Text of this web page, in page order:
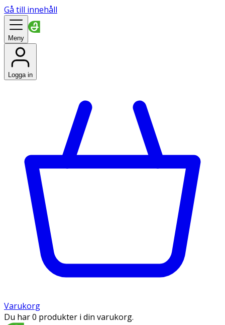
Gå till innehåll
Meny
Logga in
Varukorg
Du har 0 produkter i din varukorg.